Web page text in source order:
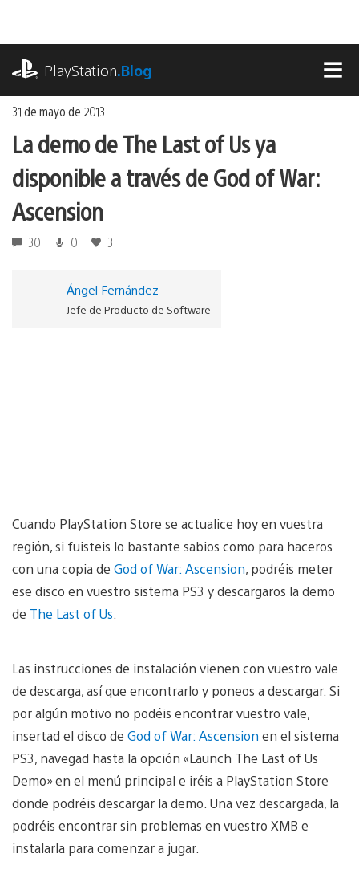
contenido
PlayStation.Blog
31 de mayo de 2013
La demo de The Last of Us ya
disponible a través de God of War:
Ascension
30 0 3
Ángel Fernández
Jefe de Producto de Software
Cuando PlayStation Store se actualice hoy en vuestra
región, si fuisteis lo bastante sabios como para haceros
con una copia de God of War: Ascension, podréis meter
ese disco en vuestro sistema PS3 y descargaros la demo
de The Last of Us
Las instrucciones de instalación vienen con vuestro vale
de descarga, así que encontrarlo y poneos a descargar. Si
por algún motivo no podéis encontrar vuestro vale,
insertad el disco de God of War: Ascension en el sistema
PS3, navegad hasta la opción «Launch The Last of Us
Demo» en el menú principal e iréis a PlayStation Store
donde podréis descargar la demo. Una vez descargada, la
podréis encontrar sin problemas en vuestro XMB e
instalarla para comenzar a jugar.